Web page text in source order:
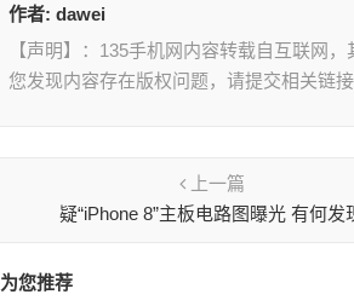
作者: dawei
【声明】：135手机网内容转载自互联网
您发现内容存在版权问题，请提交相关链
上一篇
疑“iPhone 8”主板电路图曝光 有何发
为您推荐